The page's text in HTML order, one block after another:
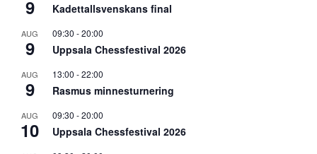
9 Kadettallsvenskans final
AUG
9
09:30 -20:00
Uppsala Chessfestival 2026
AUG
9
13:00 -22:00
Rasmus minnesturnering
AUG
10
09:30 -20:00
Uppsala Chessfestival 2026